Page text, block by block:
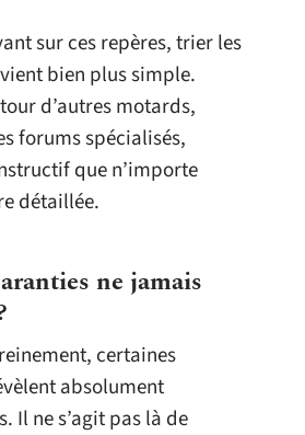
sur ces repères, trier les
bien plus simple.
d’autres motards,
forums spécialisés,
que n’importe
détaillée.
ne jamais
certaines
absolument
Il ne s’agit pas là de